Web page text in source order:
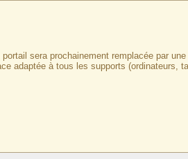
sera prochainement remplacée par
adaptée à tous les supports (ordinateurs,